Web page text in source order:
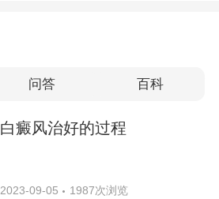
问答 百科
白癜风治好的过程
2023-09-05 1987次浏览